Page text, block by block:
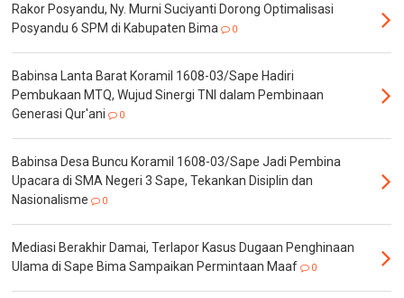
Rakor Posyandu, Ny. Murni Suciyanti Dorong Optimalisasi
Posyandu 6 SPM di Kabupaten Bima
0
Babinsa Lanta Barat Koramil 1608-03/Sape Hadiri
Pembukaan MTQ, Wujud Sinergi TNI dalam Pembinaan
Generasi Qur'ani
0
Babinsa Desa Buncu Koramil 1608-03/Sape Jadi Pembina
Upacara di SMA Negeri 3 Sape, Tekankan Disiplin dan
Nasionalisme
0
Mediasi Berakhir Damai, Terlapor Kasus Dugaan Penghinaan
Ulama di Sape Bima Sampaikan Permintaan Maaf
0